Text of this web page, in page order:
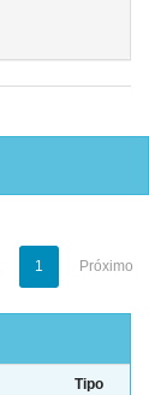
1 Próximo
Tipo